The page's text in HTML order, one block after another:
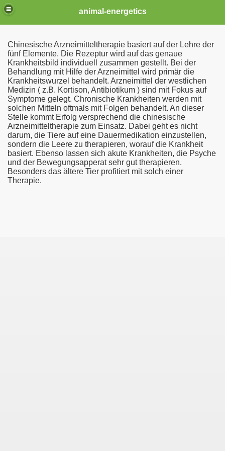
animal-energetics
Chinesische Arzneimitteltherapie basiert auf der Lehre der
fünf Elemente. Die Rezeptur wird auf das genaue
Krankheitsbild individuell zusammen gestellt. Bei der
Behandlung mit Hilfe der Arzneimittel wird primär die
Krankheitswurzel behandelt. Arzneimittel der westlichen
Medizin ( z.B. Kortison, Antibiotikum ) sind mit Fokus auf
Symptome gelegt. Chronische Krankheiten werden mit
solchen Mitteln oftmals mit Folgen behandelt. An dieser
Stelle kommt Erfolg versprechend die chinesische
Arzneimitteltherapie zum Einsatz. Dabei geht es nicht
darum, die Tiere auf eine Dauermedikation einzustellen,
sondern die Leere zu therapieren, worauf die Krankheit
basiert. Ebenso lassen sich akute Krankheiten, die Psyche
und der Bewegungsapperat sehr gut therapieren.
Besonders das ältere Tier profitiert mit solch einer
Therapie.
(TCA)